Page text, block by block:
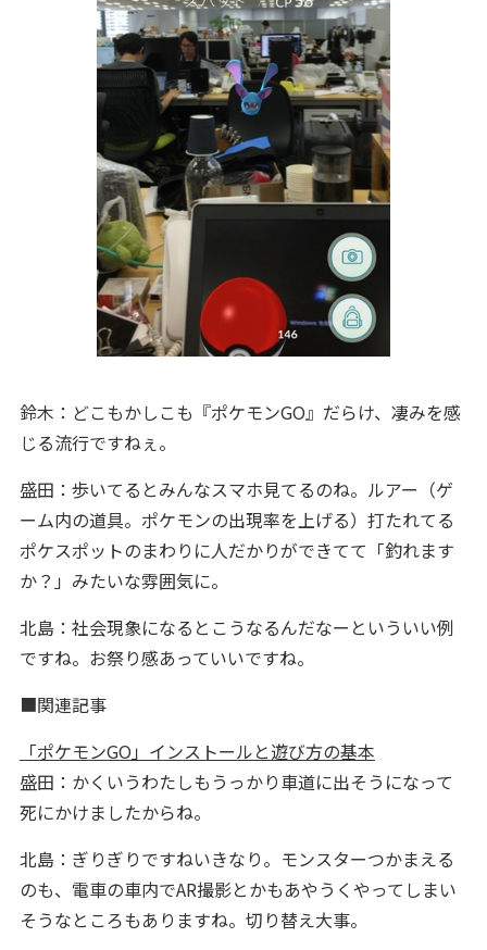
鈴木：どこもかしこも『ポケモンGO』だらけ、凄みを感
じる流行ですねぇ。
盛田：歩いてるとみんなスマホ見てるのね。ルアー（ゲ
ーム内の道具。ポケモンの出現率を上げる）打たれてる
ポケスポットのまわりに人だかりができてて「釣れます
か？」みたいな雰囲気に。
北島：社会現象になるとこうなるんだなーといういい例
ですね。お祭り感あっていいですね。
■関連記事
「ポケモンGO」インストールと遊び方の基本
盛田：かくいうわたしもうっかり車道に出そうになって
死にかけましたからね。
北島：ぎりぎりですねいきなり。モンスターつかまえる
のも、電車の車内でAR撮影とかもあやうくやってしまい
そうなところもありますね。切り替え大事。